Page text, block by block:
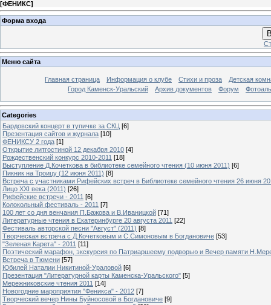
[ФЕНИКС]
Форма входа
Меню сайта
Главная страница Информация о клубе Стихи и проза
Детская
Город Каменск-Уральский
Архив документов Форум
Categories
Бардовский концерт в тупичке за СКЦ [6]
Презентация сайтов и журнала [10]
ФЕНИКСУ 2 года [1]
Открытие литгостиной 12 декабря 2010 [4]
Рождественский конкурс 2010-2011 [18]
Выступление Д.Кочеткова в библиотеке семейного чтения (10 июня 2011) [6]
Пикник на Троицу (12 июня 2011) [8]
Встреча с участниками Рифейских встреч в Библиотеке семейного чтения 26 июня
Лицо XXI века (2011) [26]
Рифейские встречи - 2011 [6]
Колокольный фестиваль - 2011 [7]
100 лет со дня венчания П.Бажова и В.Иваницкой [71]
Литературные чтения в Екатеринбурге 20 августа 2011 [22]
Фестиваль авторской песни "Август" (2011) [8]
Творческая встреча с Д.Кочетковым и С.Симоновым в Богдановиче [53]
"Зеленая Карета" - 2011 [11]
Поэтический марафон, экскурсия по Патриаршеему подворью и Вечер памяти
Встреча в Тюмени [57]
Юбилей Наталии Никитиной-Ураловой [6]
Презентация "Литературной карты Каменска-Уральского" [5]
Мережниковские чтения 2011 [14]
Новогодние мароприятия "Феникса" - 2012 [7]
Творческий вечер Нины Буйносовой в Богдановиче [9]